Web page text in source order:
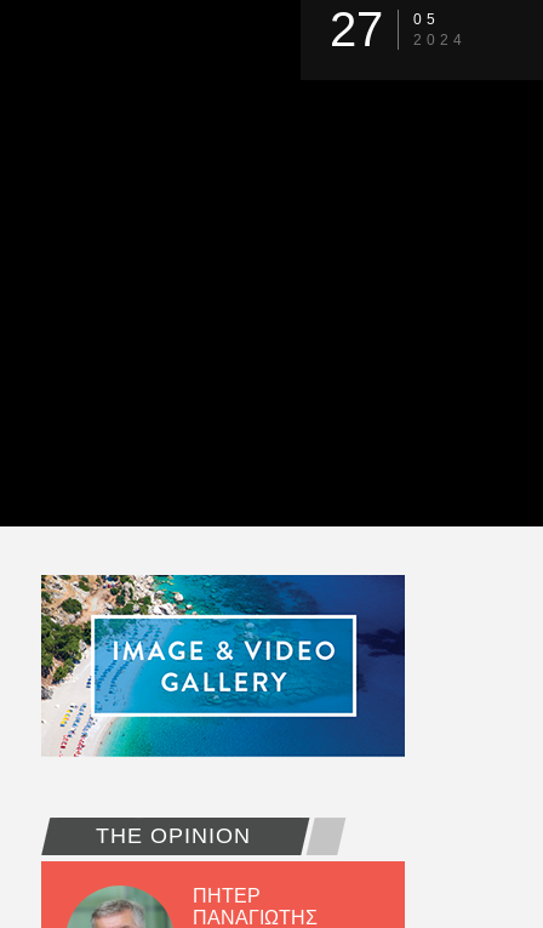
27
05
2024
THE OPINION
ΠΗΤΕΡ
ΠΑΝΑΓΙΩΤΗΣ